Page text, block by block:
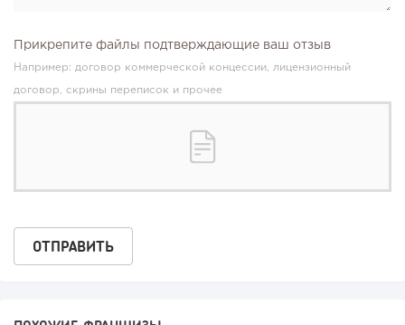
Прикрепите файлы подтверждающие ваш отзыв
Например: договор коммерческой концессии, лицензионный
договор, скрины переписок и прочее